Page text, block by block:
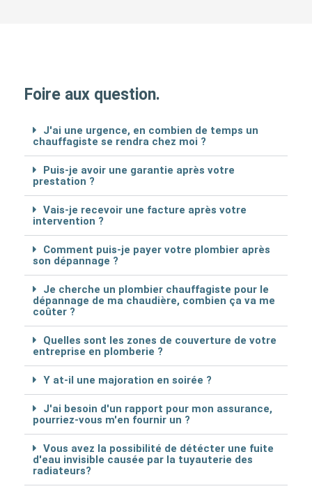
Foire aux question.
J'ai une urgence, en combien de temps un
chauffagiste se rendra chez moi ?
Puis-je avoir une garantie après votre
prestation ?
Vais-je recevoir une facture après votre
intervention ?
Comment puis-je payer votre plombier après
son dépannage ?
Je cherche un plombier chauffagiste pour le
dépannage de ma chaudière, combien ça va me
coûter ?
Quelles sont les zones de couverture de votre
entreprise en plomberie ?
Y at-il une majoration en soirée ?
J'ai besoin d'un rapport pour mon assurance,
pourriez-vous m'en fournir un ?
Vous avez la possibilité de détécter une fuite
d'eau invisible causée par la tuyauterie des
radiateurs?